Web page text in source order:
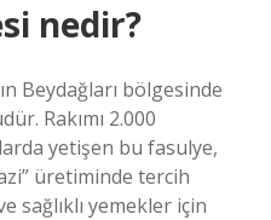
nedir?
Beydağları bölgesinde
Rakımı 2.000
yetişen bu fasulye,
üretiminde tercih
sağlıklı yemekler için